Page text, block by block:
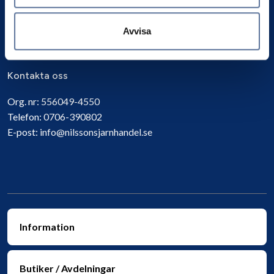
Avvisa
Kontakta oss
Org. nr: 556049-4550
Telefon: 0706-390802
E-post: info@nilssonsjarnhandel.se
Information
Butiker / Avdelningar